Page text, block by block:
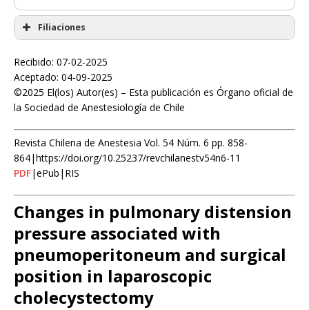
Filiaciones
Recibido: 07-02-2025
Aceptado: 04-09-2025
©2025 El(los) Autor(es) – Esta publicación es Órgano oficial de
la Sociedad de Anestesiología de Chile
Revista Chilena de Anestesia Vol. 54 Núm. 6 pp. 858-
864|https://doi.org/10.25237/revchilanestv54n6-11
PDF|ePub|RIS
Changes in pulmonary distension
pressure associated with
pneumoperitoneum and surgical
position in laparoscopic
cholecystectomy